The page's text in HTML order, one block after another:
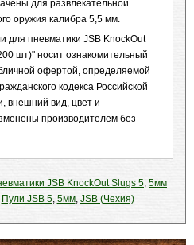
для развлекательной
оружия калибра 5,5 мм.
для пневматики JSB KnockOut
шт)" носит ознакомительный
офертой, определяемой
кодекса Российской
внешний вид, цвет и
производителем без
JSB KnockOut Slugs 5, 5мм
Пули JSB 5, 5мм, JSB (Чехия)